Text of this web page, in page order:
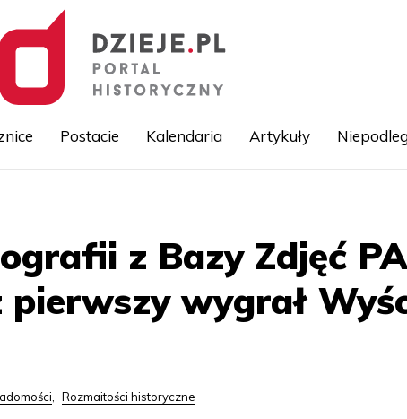
treści
Postacie Kalendaria Artykuły
z Bazy Zdjęć
wygrał
, Rozmaitości historyczne